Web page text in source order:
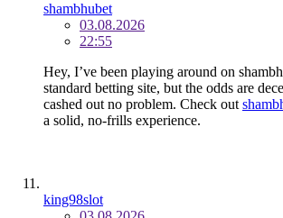
shambhubet
03.08.2026
22:55
Hey, I’ve been playing around on
standard betting site, but the odds are
cashed out no problem. Check out
a solid, no-frills experience.
king98slot